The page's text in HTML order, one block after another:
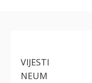
VIJESTI
NEUM